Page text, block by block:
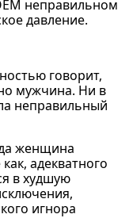
неправильном
давление.
говорит,
мужчина. Ни в
неправильный
женщина
адекватного
в худшую
игнора